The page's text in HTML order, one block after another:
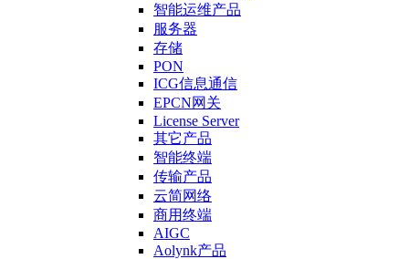
智能运维产品
服务器
存储
PON
ICG信息通信
EPCN网关
License Server
其它产品
智能终端
传输产品
云简网络
商用终端
AIGC
Aolynk产品